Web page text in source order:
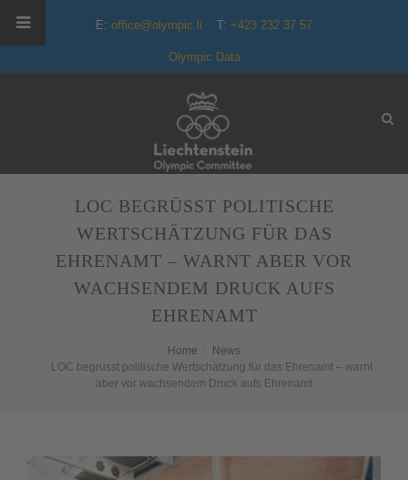
E: office@olympic.li T: +423 232 37 57
Olympic Data
LOC BEGRÜSST POLITISCHE
WERTSCHÄTZUNG FÜR DAS
EHRENAMT – WARNT ABER VOR
WACHSENDEM DRUCK AUFS
EHRENAMT
Home
News
LOC begrüsst politische Wertschätzung für das Ehrenamt – warnt
aber vor wachsendem Druck aufs Ehrenamt